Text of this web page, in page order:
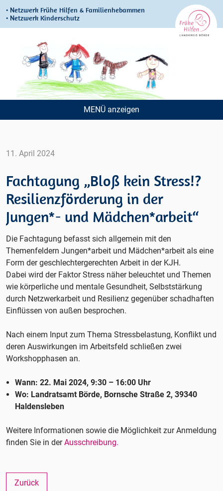
• Netzwerk Frühe Hilfen & Familienhebammen
• Netzwerk Kinderschutz
Navigation
MENÜ
11. April 2024
Fachtagung „Bloß kein Stress!?
Resilienzförderung in der
Jungen*- und Mädchen*arbeit“
Die Fachtagung befasst sich allgemein mit den
Themenfeldern Jungen*arbeit und Mädchen*arbeit als eine
Form der geschlechtergerechten Arbeit in der KJH.
Dabei wird der Faktor Stress näher beleuchtet und Themen
wie körperliche und mentale Gesundheit, Selbststärkung
durch Netzwerkarbeit und Resilienz gegenüber schadhaften
Einflüssen von außen besprochen.
Nach einem Input zum Thema Stressbelastung, Konflikt und
deren Auswirkungen im Arbeitsfeld schließen zwei
Workshopphasen an.
Wann: 22. Mai 2024, 9:30 – 16:00 Uhr
Wo: Landratsamt Börde, Bornsche Straße 2, 39340
Haldensleben
Weitere Informationen sowie die Möglichkeit zur Anmeldung
finden Sie in derAusschreibung.
Zurück